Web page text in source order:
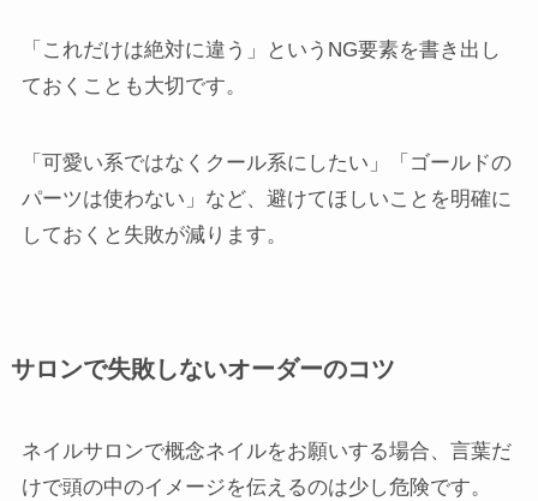
「これだけは絶対に違う」というNG要素を書き出し
ておくことも大切です。
「可愛い系ではなくクール系にしたい」「ゴールドの
パーツは使わない」など、避けてほしいことを明確に
しておくと失敗が減ります。
サロンで失敗しないオーダーのコツ
ネイルサロンで概念ネイルをお願いする場合、言葉だ
けで頭の中のイメージを伝えるのは少し危険です。